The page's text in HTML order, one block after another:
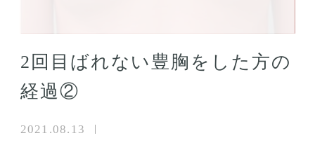
2回目ばれない豊胸をした方の
経過②
2021.08.13